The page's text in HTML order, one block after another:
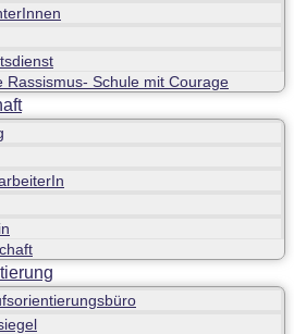
Rassismus- Schule mit Courage